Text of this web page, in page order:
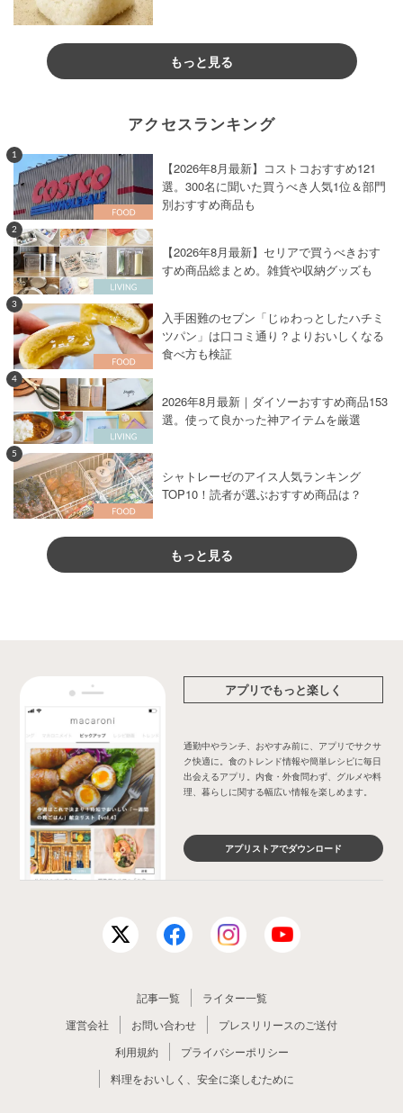
もっと見る
アクセスランキング
1
【2026年8月最新】コストコおすすめ121
選。300名に聞いた買うべき人気1位＆部門
別おすすめ商品も
2
【2026年8月最新】セリアで買うべきおす
すめ商品総まとめ。雑貨や収納グッズも
3
入手困難のセブン「じゅわっとしたハチミ
ツパン」は口コミ通り？よりおいしくなる
食べ方も検証
4
2026年8月最新｜ダイソーおすすめ商品153
選。使って良かった神アイテムを厳選
5
シャトレーゼのアイス人気ランキング
TOP10！読者が選ぶおすすめ商品は？
もっと見る
アプリでもっと楽しく
通勤中やランチ、おやすみ前に、アプリでサクサ
ク快適に。食のトレンド情報や簡単レシピに毎日
出会えるアプリ。内食・外食問わず、グルメや料
理、暮らしに関する幅広い情報を楽しめます。
アプリストアでダウンロード
記事一覧
ライター一覧
運営会社
お問い合わせ
プレスリリースのご送付
利用規約
プライバシーポリシー
料理をおいしく、安全に楽しむために